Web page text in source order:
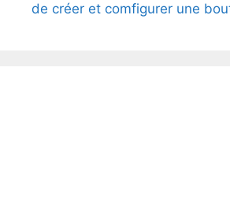
de créer et comfigurer une